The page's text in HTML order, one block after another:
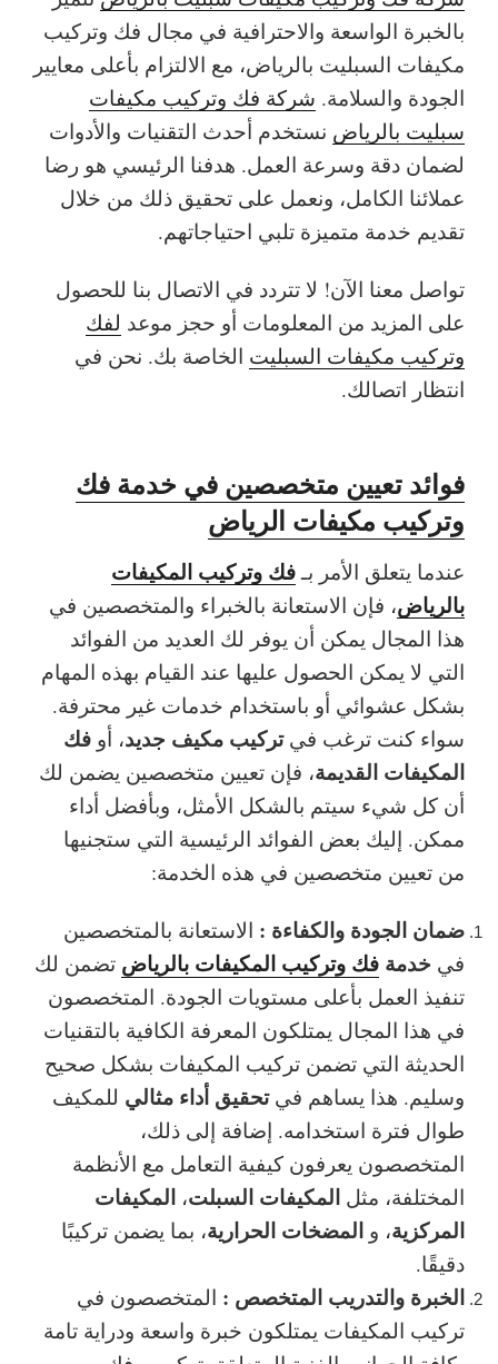
بالخبرة الواسعة والاحترافية في مجال فك وتركيب
مكيفات السبليت بالرياض، مع الالتزام بأعلى معايير
الجودة والسلامة. شركة فك وتركيب مكيفات
سبليت بالرياض نستخدم أحدث التقنيات والأدوات
لضمان دقة وسرعة العمل. هدفنا الرئيسي هو رضا
عملائنا الكامل، ونعمل على تحقيق ذلك من خلال
تقديم خدمة متميزة تلبي احتياجاتهم.
تواصل معنا الآن! لا تتردد في الاتصال بنا للحصول
على المزيد من المعلومات أو حجز موعد لفك
وتركيب مكيفات السبليت الخاصة بك. نحن في
انتظار اتصالك.
فوائد تعيين متخصصين في خدمة فك
وتركيب مكيفات الرياض
عندما يتعلق الأمر بـفك وتركيب المكيفات
بالرياض، فإن الاستعانة بالخبراء والمتخصصين في
هذا المجال يمكن أن يوفر لك العديد من الفوائد
التي لا يمكن الحصول عليها عند القيام بهذه المهام
بشكل عشوائي أو باستخدام خدمات غير محترفة.
سواء كنت ترغب فيتركيب مكيف جديد، أو فك
المكيفات القديمة، فإن تعيين متخصصين يضمن لك
أن كل شيء سيتم بالشكل الأمثل، وبأفضل أداء
ممكن. إليك بعض الفوائد الرئيسية التي ستجنيها
من تعيين متخصصين في هذه الخدمة:
ضمان الجودة والكفاءة : الاستعانة بالمتخصصين
في خدمة فك وتركيب المكيفات بالرياض تضمن لك
تنفيذ العمل بأعلى مستويات الجودة. المتخصصون
في هذا المجال يمتلكون المعرفة الكافية بالتقنيات
الحديثة التي تضمن تركيب المكيفات بشكل صحيح
وسليم. هذا يساهم فيتحقيق أداء مثالي للمكيف
طوال فترة استخدامه. إضافة إلى ذلك،
المتخصصون يعرفون كيفية التعامل مع الأنظمة
المختلفة، مثل المكيفات السبلت، المكيفات
المركزية، و المضخات الحرارية، بما يضمن تركيبًا
دقيقًا.
الخبرة والتدريب المتخصص : المتخصصون في
تركيب المكيفات يمتلكون خبرة واسعة ودراية تامة